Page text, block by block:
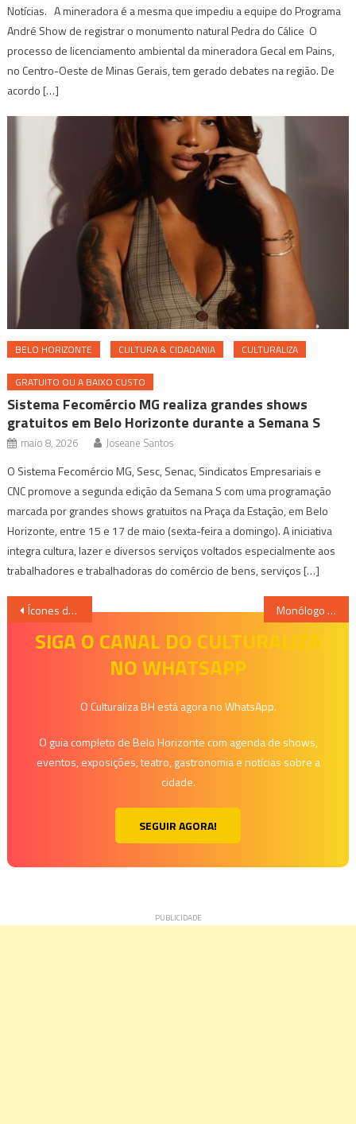
Notícias. A mineradora é a mesma que impediu a equipe do Programa
André Show de registrar o monumento natural Pedra do Cálice O
processo de licenciamento ambiental da mineradora Gecal em Pains,
no Centro-Oeste de Minas Gerais, tem gerado debates na região. De
acordo […]
BELO HORIZONTE CULTURA & CIDADANIA CULTURALIZA
GRATUITO OU A BAIXO CUSTO
Sistema Fecomércio MG realiza grandes shows
gratuitos em Belo Horizonte durante a Semana S
maio 8, 2026 Joseane Santos
O Sistema Fecomércio MG, Sesc, Senac, Sindicatos Empresariais e
CNC promove a segunda edição da Semana S com uma programação
marcada por grandes shows gratuitos na Praça da Estação, em Belo
Horizonte, entre 15 e 17 de maio (sexta-feira a domingo). A iniciativa
integra cultura, lazer e diversos serviços voltados especialmente aos
trabalhadores e trabalhadoras do comércio de bens, serviços […]
Navegação
Ícones da Jovem Guarda, Golden Boys desembarcam em BH Monólogo aSSpirina mostra as barbáries do Holocausto com o apoio da indústria farmacêutica
SIGA O CANAL DO CULTURALIZA
NO WHATSAPP
O Culturaliza BH está agora no WhatsApp.
O guia completo de Belo Horizonte com agenda de shows,
eventos, exposições, teatro, gastronomia e notícias sobre a
cidade.
SEGUIR AGORA!